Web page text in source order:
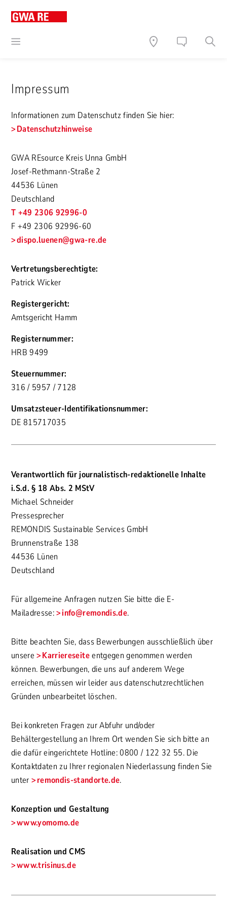
Impressum
Informationen zum Datenschutz finden Sie hier:
Datenschutzhinweise
GWA REsource Kreis Unna GmbH
Josef-Rethmann-Straße 2
44536 Lünen
Deutschland
T +49 2306 92996-0
F +49 2306 92996-60
dispo.luenen@gwa-re.de
Vertretungsberechtigte:
Patrick Wicker
Registergericht:
Amtsgericht Hamm
Registernummer:
HRB 9499
Steuernummer:
316 / 5957 / 7128
Umsatzsteuer-Identifikationsnummer:
DE 815717035
Verantwortlich für journalistisch-redaktionelle Inhalte
i.S.d. § 18 Abs. 2 MStV
Michael Schneider
Pressesprecher
REMONDIS Sustainable Services GmbH
Brunnenstraße 138
44536 Lünen
Deutschland
Für allgemeine Anfragen nutzen Sie bitte die E-
Mailadresse: info@remondis.de.
Bitte beachten Sie, dass Bewerbungen ausschließlich über
unsere Karriereseiteentgegen genommen werden
können. Bewerbungen, die uns auf anderem Wege
erreichen, müssen wir leider aus datenschutzrechtlichen
Gründen unbearbeitet löschen.
Bei konkreten Fragen zur Abfuhr und/oder
Behältergestellung an Ihrem Ort wenden Sie sich bitte an
die dafür eingerichtete Hotline: 0800 / 122 32 55. Die
Kontaktdaten zu Ihrer regionalen Niederlassung finden Sie
unter remondis-standorte.de.
Konzeption und Gestaltung
www.yomomo.de
Realisation und CMS
www.trisinus.de